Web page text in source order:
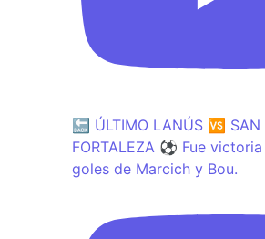
🔙 ÚLTIMO LANÚS 🆚 SAN
FORTALEZA ⚽️ Fue
goles de Marcich y Bou.